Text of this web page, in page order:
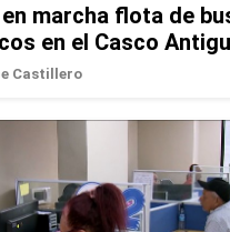
marcha flota de
en el Casco
Castillero